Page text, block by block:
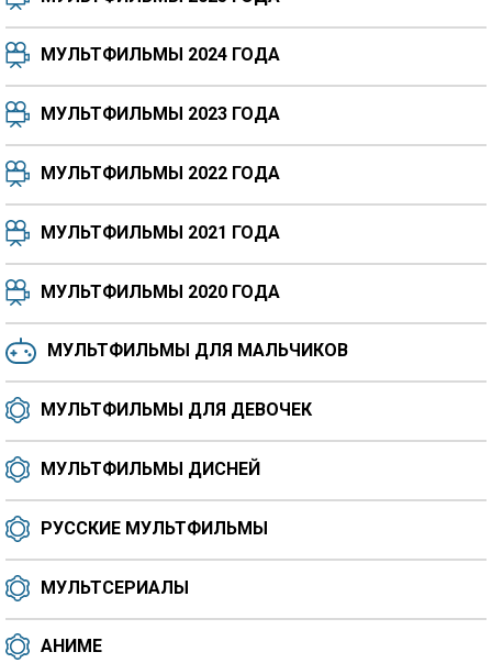
7.5 8.3
8.3
6.5 6.6
8.2
6.0 6.4
МУЛЬТФИЛЬМЫ 2024 ГОДА
МУЛЬТФИЛЬМЫ 2023 ГОДА
МУЛЬТФИЛЬМЫ 2022 ГОДА
МУЛЬТФИЛЬМЫ 2021 ГОДА
МУЛЬТФИЛЬМЫ 2020 ГОДА
МУЛЬТФИЛЬМЫ ДЛЯ МАЛЬЧИКОВ
МУЛЬТФИЛЬМЫ ДЛЯ ДЕВОЧЕК
МУЛЬТФИЛЬМЫ ДИСНЕЙ
РУССКИЕ МУЛЬТФИЛЬМЫ
МУЛЬТСЕРИАЛЫ
АНИМЕ